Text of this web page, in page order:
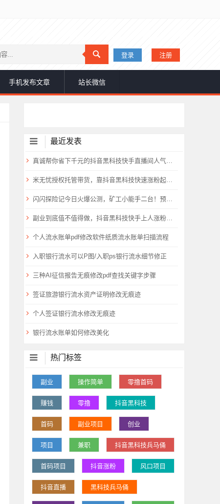
登录 注册
手机发布文章 站长微信
最近发表
真诚帮你省下千元的抖音黑科技快手直播间人气涨粉点赞云端商城免费送
米无忧授权托管带货，靠抖音黑科技快速涨粉起号，零基础日入1000+！
闪闪探险记今日火爆公测，矿工小能手二台！预计要火爆全网
副业到底值不值得做，抖音黑科技快手上人涨粉云端商城真能逆袭赚钱
个人流水账单pdf修改软件纸质流水账单扫描流程
入职银行流水可以P图/入职ps银行流水细节修正
三种AI征信报告无痕修改pdf查找关键字步骤
签证旅游银行流水资产证明修改无痕迹
个人签证银行流水修改无痕迹
银行流水账单如何修改美化
热门标签
副业 操作简单 零撸首码
赚钱 零撸 抖音黑科技
首码 副业项目 创业
项目 兼职 抖音黑科技兵马俑
首码项目 抖音涨粉 风口项目
抖音直播 黑科技兵马俑